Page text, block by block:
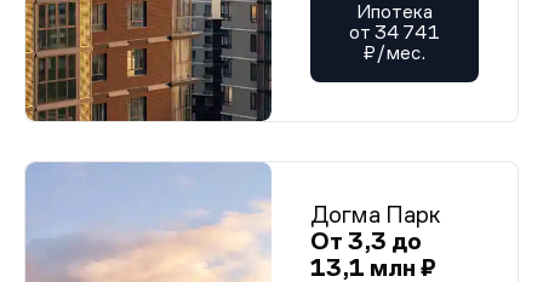
Ипотека
от 34 741
₽/мес.
Догма Парк
От 3,3 до
13,1 млн ₽